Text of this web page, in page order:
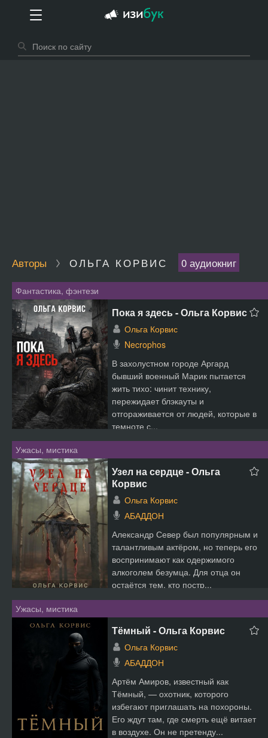
Авторы ОЛЬГА КОРВИС 0 аудиокниг
Фантастика, фэнтези
Пока я здесь - Ольга Корвис
Ольга Корвис
Necrophos
В захолустном городе Аргард
бывший военный Марик пытается
жить тихо: чинит технику,
пережидает блэкауты и
отгораживается от людей, которые в
темноте с...
Ужасы, мистика
Узел на сердце - Ольга
Корвис
Ольга Корвис
АБАДДОН
Александр Север был популярным и
талантливым актёром, но теперь его
воспринимают как одержимого
алкоголем безумца. Для отца он
остаётся тем, кто постр...
Ужасы, мистика
Тёмный - Ольга Корвис
Ольга Корвис
АБАДДОН
Артём Амиров, известный как
Тёмный, — охотник, которого
избегают приглашать на похороны.
Его ждут там, где смерть ещё витает
в воздухе. Он не претенду...